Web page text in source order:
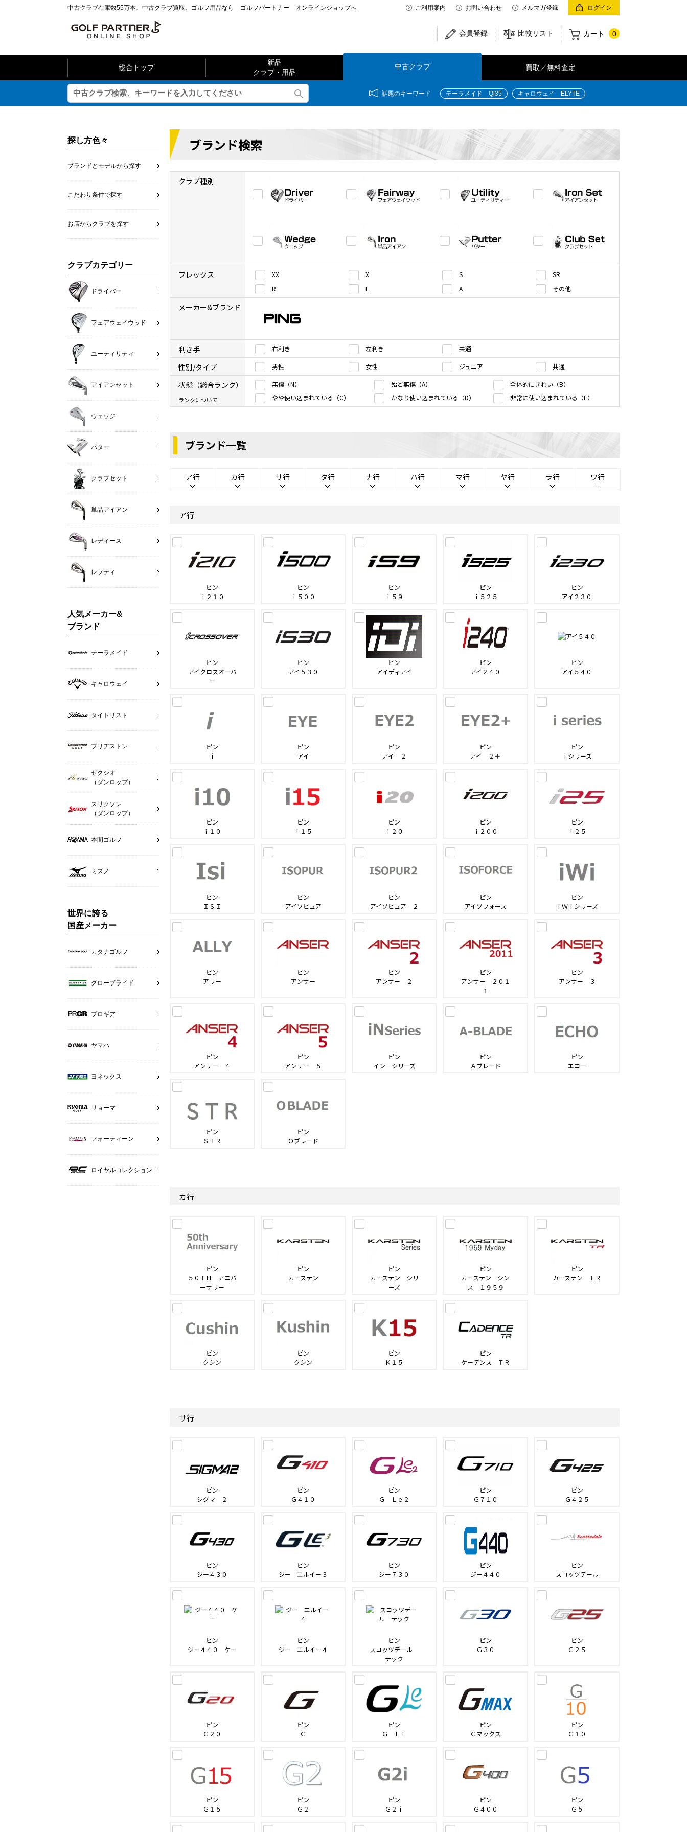
中古クラブ在庫数55万本、中古クラブ買取、ゴルフ用品なら ゴルフパートナー オンラインショップへ ご利用案内 お問い合わせ メルマガ登録 ログイン
カート 0
比較リスト
会員登録
総合トップ
新品
クラブ・用品
中古クラブ 買取／無料査定
話題のキーワード テーラメイド Qi35 キャロウェイ ELYTE
ブランド検索
クラブ種別
フレックス XX X S
SR
R
L A その他
メーカー&ブランド
利き手 右利き 左利き 共通
性別/タイプ 男性 女性 ジュニア 共通
状態（総合ランク）
ランクについて
無傷（N） 殆ど無傷（A）
全体的にきれい（B）
やや使い込まれている（C）
かなり使い込まれている（D） 非常に使い込まれている（E）
ブランド一覧
ア行 カ行 サ行 タ行 ナ行 ハ行 マ行 ヤ行 ラ行 ワ行
ア行
ピン
ｉ２１０
ピン
ｉ５００
ピン
ｉ５９
ピン
ｉ５２５
ピン
アイ２３０
ピン
アイクロスオーバ
ー
ピン
アイ５３０
ピン
アイディアイ
ピン
アイ２４０
ピン
アイ５４０
ピン
ｉ
ピン
アイ
ピン
アイ ２
ピン
アイ ２＋
ピン
ｉシリーズ
ピン
ｉ１０
ピン
ｉ１５
ピン
ｉ２０
ピン
ｉ２００
ピン
ｉ２５
ピン
ＩＳＩ
ピン
アイソピュア
ピン
アイソピュア ２
ピン
アイソフォース
ピン
ｉＷｉシリーズ
ピン
アリー
ピン
アンサー
ピン
アンサー ２
ピン
アンサー ２０１
１
ピン
アンサー ３
ピン
アンサー ４
ピン
アンサー ５
ピン
イン シリーズ
ピン
Ａブレード
ピン
エコー
ピン
ＳＴＲ
ピン
Ｏブレード
カ行
ピン
５０ＴＨ アニバ
ーサリー
ピン
カーステン
ピン
カーステン シリ
ーズ
ピン
カーステン シン
ス １９５９
ピン
カーステン ＴＲ
ピン
クシン
ピン
クシン
ピン
Ｋ１５
ピン
ケーデンス ＴＲ
サ行
ピン
シグマ ２
ピン
Ｇ４１０
ピン
Ｇ Ｌｅ２
ピン
Ｇ７１０
ピン
Ｇ４２５
ピン
ジー４３０
ピン
ジー エルイー３
ピン
ジー７３０
ピン
ジー４４０
ピン
スコッツデール
ピン
ジー４４０ ケー
ピン
ジー エルイー４
ピン
スコッツデール
テック
ピン
Ｇ３０
ピン
Ｇ２５
ピン
Ｇ２０
ピン
Ｇ
ピン
Ｇ ＬＥ
ピン
Ｇマックス
ピン
Ｇ１０
ピン
Ｇ１５
ピン
Ｇ２
ピン
Ｇ２ｉ
ピン
Ｇ４００
ピン
Ｇ５
探し方色々
ブランドとモデルから探す
こだわり条件で探す
お店からクラブを探す
クラブカテゴリー
ドライバー
フェアウェイウッド
ユーティリティ
アイアンセット
ウェッジ
パター
クラブセット
単品アイアン
レディース
レフティ
人気メーカー&
ブランド
テーラメイド
キャロウェイ
タイトリスト
ブリヂストン
ゼクシオ
（ダンロップ）
スリクソン
（ダンロップ）
本間ゴルフ
ミズノ
世界に誇る
国産メーカー
カタナゴルフ
グローブライド
プロギア
ヤマハ
ヨネックス
リョーマ
フォーティーン
ロイヤルコレクション